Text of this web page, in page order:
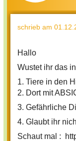
schrieb am
Hallo
Wustet ihr das
1. Tiere in den
2. Dort mit
3. Gefährliche
4. Glaubt ihr
Schaut mal :